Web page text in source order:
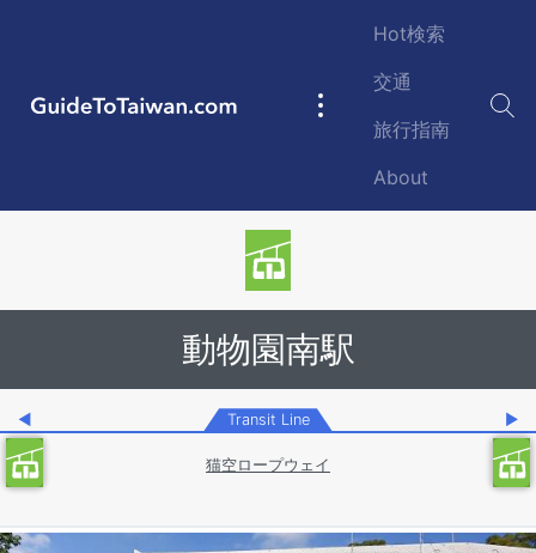
GuideToTaiwan.com
Main
Hot検索
交通
旅行指南
About
動物園南駅
◀ Transit Line ▶
猫空ロープウェイ